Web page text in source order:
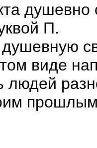
душевно
П.
виде